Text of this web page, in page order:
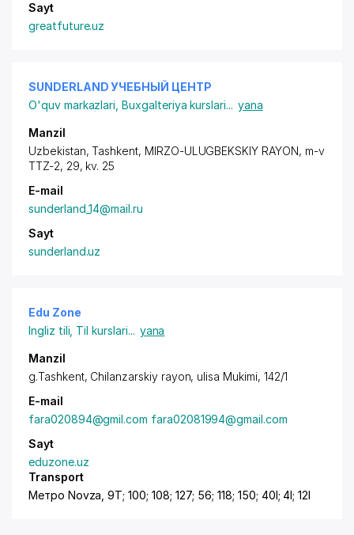
Sayt
greatfuture.uz
SUNDERLAND УЧЕБНЫЙ ЦЕНТР
O'quv markazlari ,Buxgalteriya kurslari... yana
Manzil
Uzbekistan, Tashkent, MIRZO-ULUGBEKSKIY RAYON, m-v
TTZ-2, 29, kv. 25
E-mail
sunderland_14@mail.ru
Sayt
sunderland.uz
Edu Zone
Ingliz tili Til kurslari... yana
Manzil
g.Tashkent, Chilanzarskiy rayon, ulisa Mukimi, 142/1
E-mail
fara020894@gmil.com fara02081994@gmail.com
Sayt
eduzone.uz
Transport
Метро Novza, 9T; 100; 108; 127; 56; 118; 150; 40I; 4I; 12I